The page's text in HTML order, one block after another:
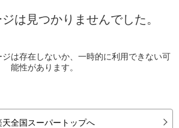
は見つかりませんでした。
は存在しないか、一時的に利用できない可
能性があります。
天全国スーパートップへ